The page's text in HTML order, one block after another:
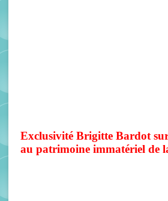
Exclusivité Brigitte Bardot
au patrimoine immatériel de